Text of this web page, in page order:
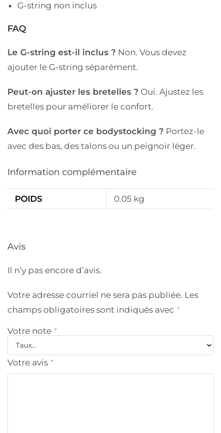
G-string non inclus
FAQ
Le G-string est-il inclus ? Non. Vous devez
ajouter le G-string séparément.
Peut-on ajuster les bretelles ? Oui. Ajustez les
bretelles pour améliorer le confort.
Avec quoi porter ce bodystocking ? Portez-le
avec des bas, des talons ou un peignoir léger.
Information complémentaire
POIDS 0.05 kg
Avis
Il n’y pas encore d’avis.
Votre adresse courriel ne sera pas publiée. Les
champs obligatoires sont indiqués avec
*
Votre note *
Votre avis *